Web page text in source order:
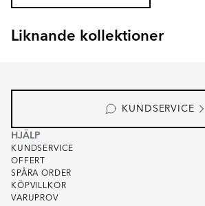
Liknande kollektioner
SEKEL
KUNDSERVICE
HJÄLP
KUNDSERVICE
OFFERT
SPÅRA ORDER
KÖPVILLKOR
VARUPROV